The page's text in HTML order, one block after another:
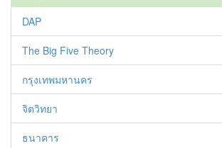
DAP
The Big Five Theory
กรุงเทพมหานคร
จิตวิทยา
ธนาคาร